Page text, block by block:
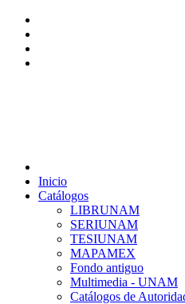
Inicio
Catálogos
LIBRUNAM
SERIUNAM
TESIUNAM
MAPAMEX
Fondo antiguo
Multimedia - UNAM
Catálogos de